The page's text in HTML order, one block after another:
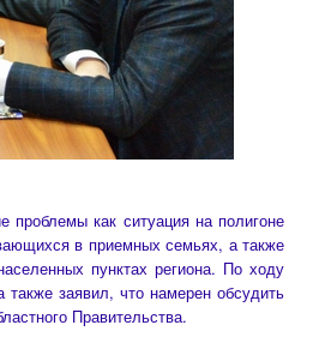
проблемы как ситуация на полигоне
в приемных семьях, а также
пунктах региона. По ходу
заявил, что намерен обсудить
Правительства.